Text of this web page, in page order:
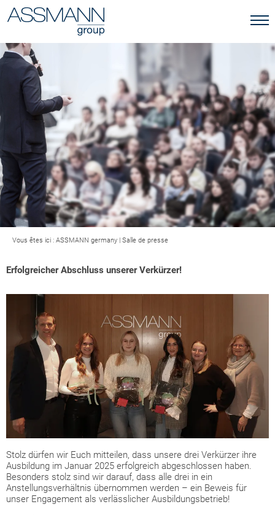
Vous êtes ici : ASSMANN germany | Salle de presse
Erfolgreicher Abschluss unserer Verkürzer!
Stolz dürfen wir Euch mitteilen, dass unsere drei Verkürzer ihre
Ausbildung im Januar 2025 erfolgreich abgeschlossen haben.
Besonders stolz sind wir darauf, dass alle drei in ein
Anstellungsverhältnis übernommen werden – ein Beweis für
unser Engagement als verlässlicher Ausbildungsbetrieb!